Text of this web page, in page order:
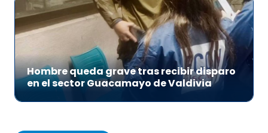
Hombre queda grave tras recibir disparo
en el sector Guacamayo de Valdivia